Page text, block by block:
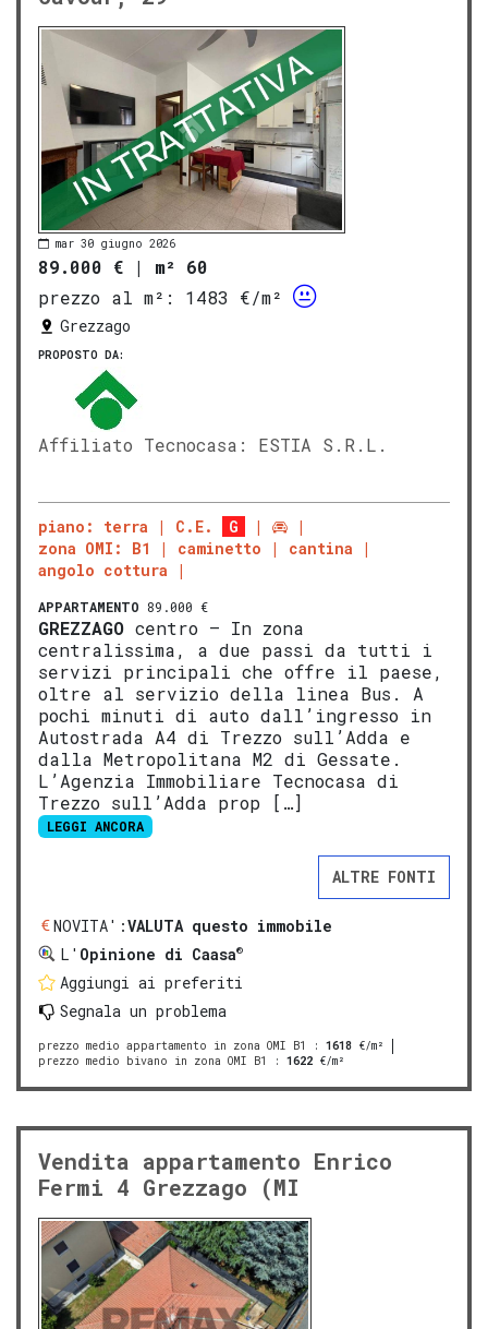
mar 30 giugno 2026
89.000 € | m² 60
prezzo al m²:
1483 €/m²
Grezzago
PROPOSTO DA:
Affiliato Tecnocasa: ESTIA S.R.L.
piano: terra C.E.
G
zona OMI: B1
caminetto
cantina
angolo cottura
APPARTAMENTO 89.000 €
GREZZAGO centro – In zona
centralissima, a due passi da tutti i
servizi principali che offre il paese,
oltre al servizio della linea Bus. A
pochi minuti di auto dall’ingresso in
Autostrada A4 di Trezzo sull’Adda e
dalla Metropolitana M2 di Gessate.
L’Agenzia Immobiliare Tecnocasa di
Trezzo sull’Adda prop […]
LEGGI ANCORA
ALTRE FONTI
NOVITA':VALUTA questo immobile
L' Opinione di Caasa®
Aggiungi ai preferiti
Segnala un problema
prezzo medio appartamento in zona OMI B1 : 1618 €/m²
prezzo medio bivano in zona OMI B1
: 1622 €/m²
Vendita appartamento Enrico
Fermi 4 Grezzago (MI